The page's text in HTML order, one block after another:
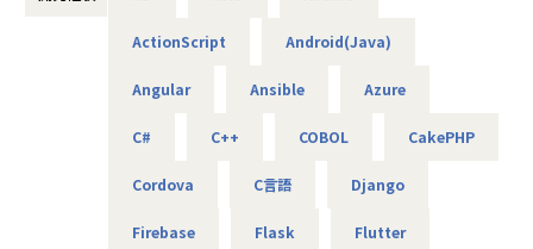
★基本給がベースUPしていく
基本給で勝負している会社です！技術手当等で大きく見せ
ることをしておりません。
昇給は、基本給を上げていくため、賞与や残業代も必然的
ActionScript Android(Java)
Angular Ansible Azure
C# C++ COBOL CakePHP
Cordova C言語 Django
Firebase Flask Flutter